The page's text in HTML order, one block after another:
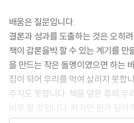
배움은 질문입니다.
결론과 성과를 도출하는 것은 오히
책이 갑론을박 할 수 있는 계기를 만
을 만드는 작은 돌멩이였으면 하는
집이 되어 우리를 먹여 살리지 못합
주지도 못합니다. 책을 덮은 후의
비루 할 것입니다. 하지만 뭔가 달라